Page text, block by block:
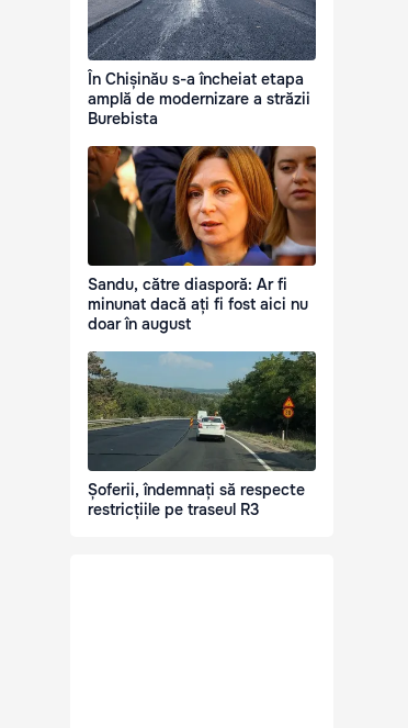
În Chișinău s-a încheiat etapa
amplă de modernizare a străzii
Burebista
Sandu, către diasporă: Ar fi
minunat dacă ați fi fost aici nu
doar în august
Șoferii, îndemnați să respecte
restricțiile pe traseul R3